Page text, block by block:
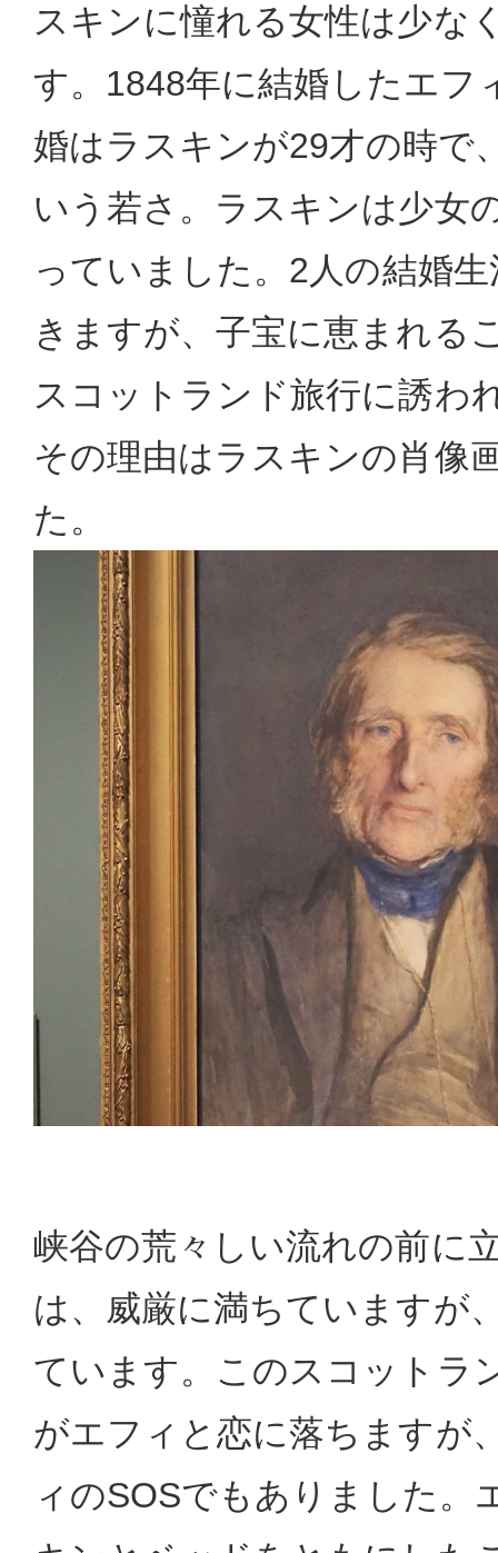
スキンに憧れる女性は少な
す。1848年に結婚したエフ
婚はラスキンが29才の時で
いう若さ。ラスキンは少女
っていました。2人の結婚
きますが、子宝に恵まれる
スコットランド旅行に誘わ
その理由はラスキンの肖像
た。
峡谷の荒々しい流れの前に
は、威厳に満ちていますが
ています。このスコットラ
がエフィと恋に落ちますが
ィのSOSでもありました。